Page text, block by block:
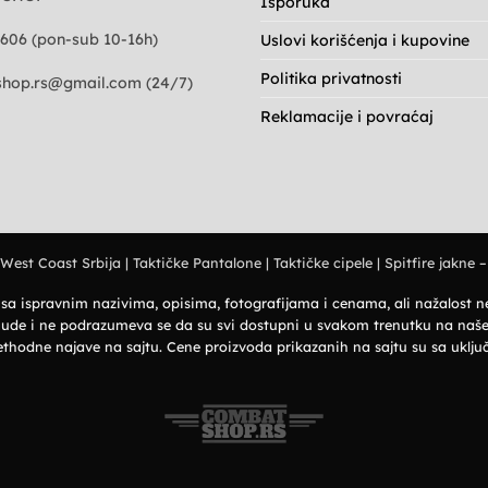
(pon-sub 10-16h)
(24/7)
Uslovi korišćenja i kupovine
Politika privatnosti
Reklamacije i povraćaj
Coast Srbija | Taktičke Pantalone| Taktičke cipele| Spitfire jakne
ispravnim nazivima, opisima, fotografijama i cenama, ali nažalost
i ne podrazumeva se da su svi dostupni u svakom trenutku na
najave na sajtu. Cene proizvoda prikazanih na sajtu su sa